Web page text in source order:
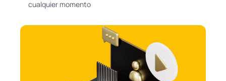
cualquier momento